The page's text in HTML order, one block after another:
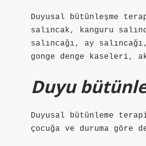
Duyusal bütünleşme
salıncak, kanguru
salıncağı, ay
gonge denge
Duyu
Duyusal bütünleme
çocuğa ve duruma